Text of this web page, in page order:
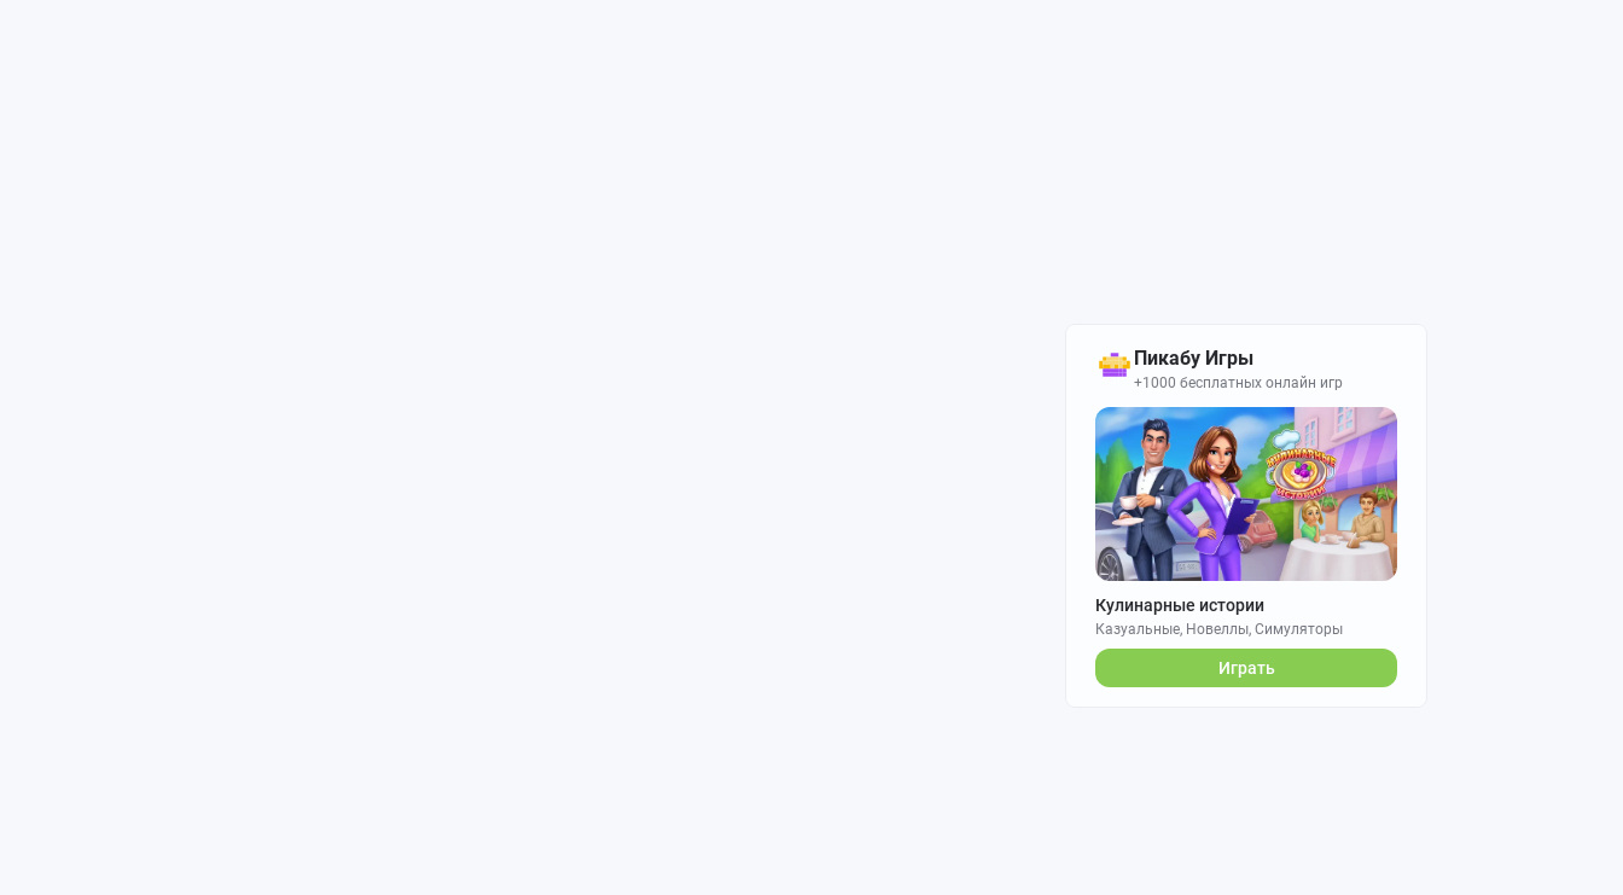
Пикабу Игры
+1000 бесплатных онлайн игр
Кулинарные истории
Казуальные, Новеллы, Симуляторы
Играть